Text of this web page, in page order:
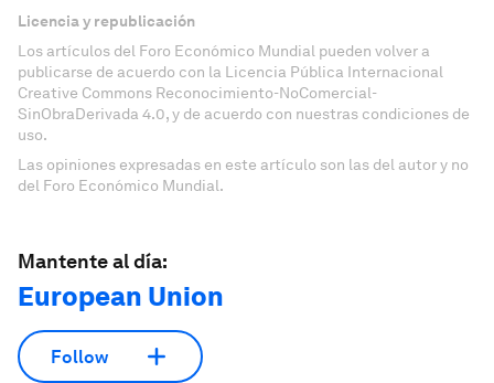
Licencia y republicación
Los artículos del Foro Económico Mundial pueden volver a
publicarse de acuerdo con la Licencia Pública Internacional
Creative Commons Reconocimiento-NoComercial-
SinObraDerivada 4.0, y de acuerdo con nuestras condiciones de
uso.
Las opiniones expresadas en este artículo son las del autor y no
del Foro Económico Mundial.
Mantente al día:
European Union
Follow